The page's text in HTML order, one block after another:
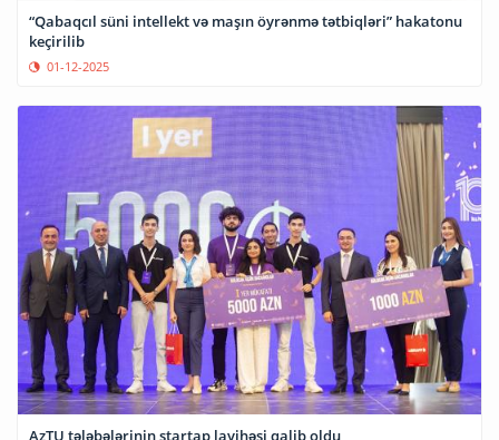
“Qabaqcıl süni intellekt və maşın öyrənmə tətbiqləri” hakatonu
keçirilib
01-12-2025
AzTU tələbələrinin startap layihəsi qalib oldu